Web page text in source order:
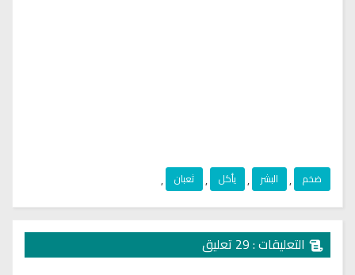
ضخم , البشر , يأكل , ثعبان ,
التعليقات : 29 تعليق